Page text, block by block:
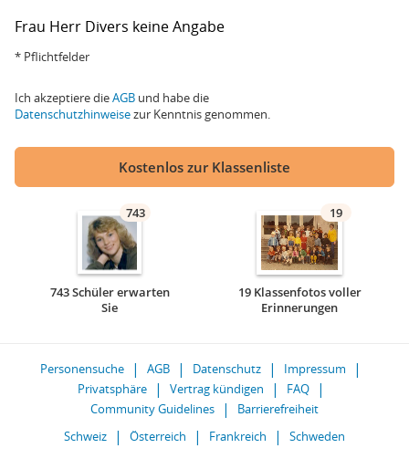
Frau Herr Divers keine Angabe
* Pflichtfelder
Ich akzeptiere dieAGB und habe die
Datenschutzhinweisezur Kenntnis genommen.
Kostenlos zur Klassenliste
743
743 Schüler erwarten
Sie
19
19 Klassenfotos voller
Erinnerungen
Personensuche AGB Datenschutz
Impressum
Privatsphäre
Vertrag kündigen
FAQ
Community Guidelines
Barrierefreiheit
Schweiz
Österreich Frankreich Schweden